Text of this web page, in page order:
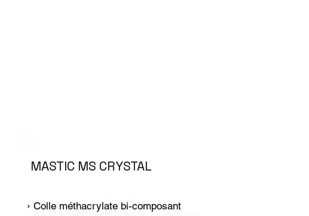
› Colle méthacrylate bi-composant
MASTIC MS CRYSTAL